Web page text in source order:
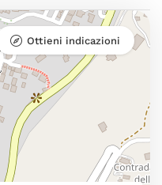
Ottieni indicazioni